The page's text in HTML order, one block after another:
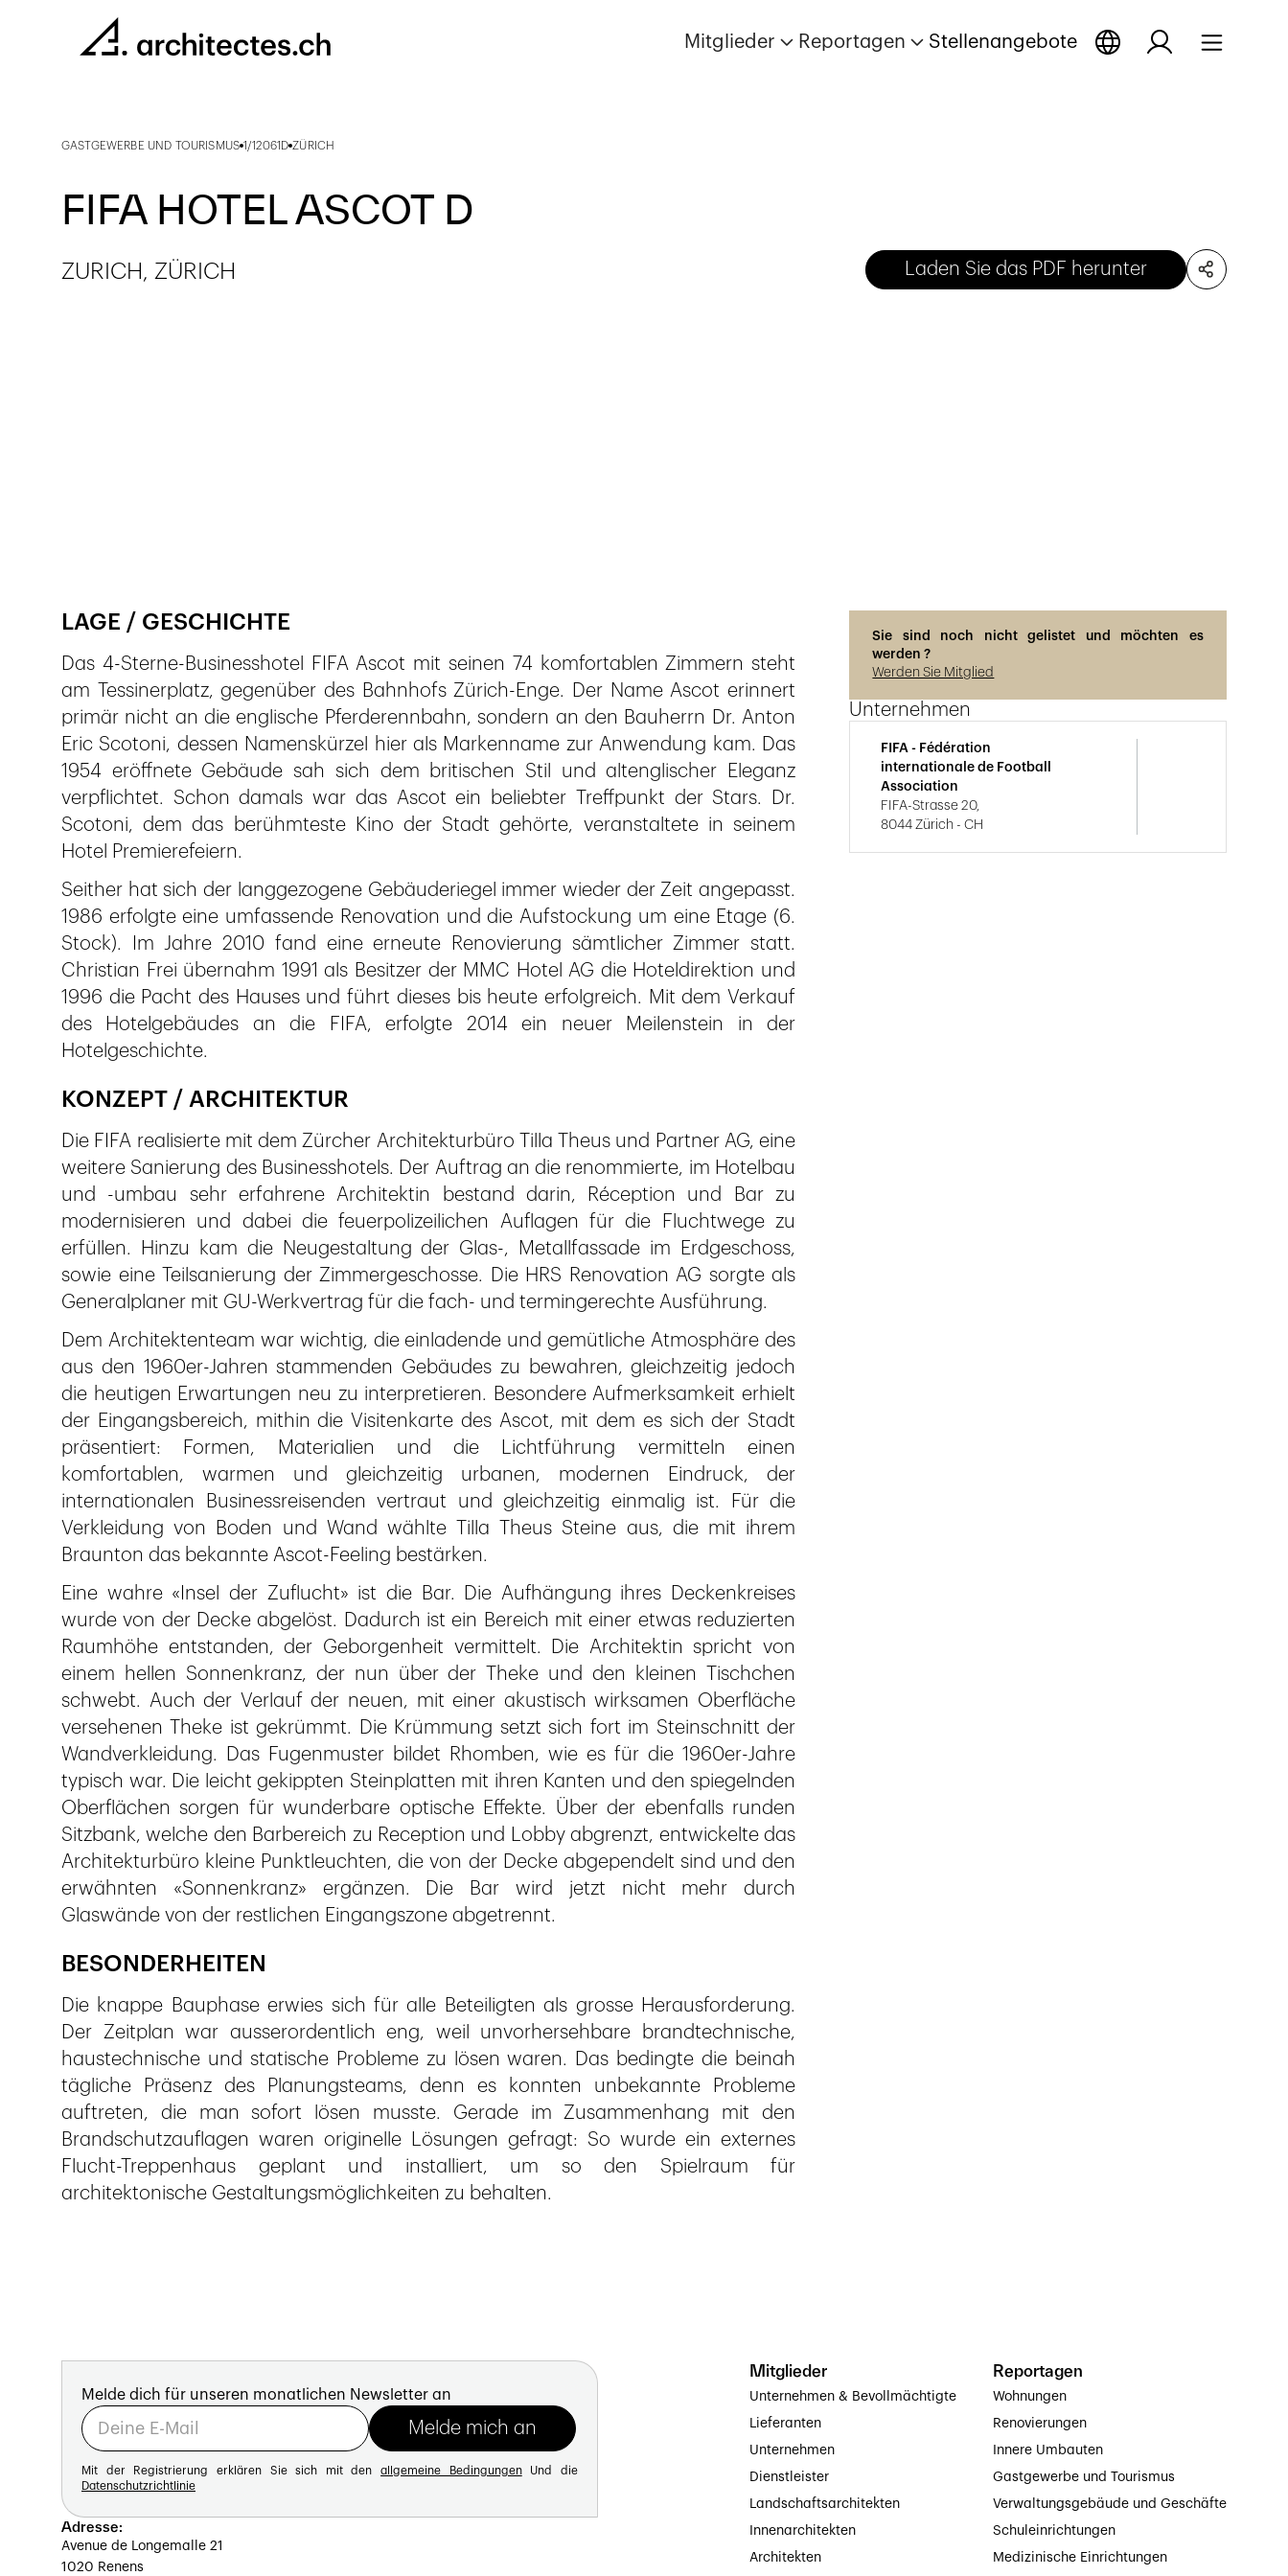
Mitglieder Reportagen Stellenangebote
GASTGEWERBE UND TOURISMUS 1/12061D ZÜRICH
FIFA HOTEL ASCOT D
ZURICH, ZÜRICH Laden Sie das PDF herunter
LAGE / GESCHICHTE
Das 4-Sterne-Businesshotel FIFA Ascot mit seinen 74 komfortablen Zimmern steht
am Tessinerplatz, gegenüber des Bahnhofs Zürich-Enge. Der Name Ascot erinnert
primär nicht an die englische Pferderennbahn, sondern an den Bauherrn Dr. Anton
Eric Scotoni, dessen Namenskürzel hier als Markenname zur Anwendung kam. Das
1954 eröffnete Gebäude sah sich dem britischen Stil und altenglischer Eleganz
verpflichtet. Schon damals war das Ascot ein beliebter Treffpunkt der Stars. Dr.
Scotoni, dem das berühmteste Kino der Stadt gehörte, veranstaltete in seinem
Hotel Premierefeiern.
Seither hat sich der langgezogene Gebäuderiegel immer wieder der Zeit angepasst.
1986 erfolgte eine umfassende Renovation und die Aufstockung um eine Etage (6.
Stock). Im Jahre 2010 fand eine erneute Renovierung sämtlicher Zimmer statt.
Christian Frei übernahm 1991 als Besitzer der MMC Hotel AG die Hoteldirektion und
1996 die Pacht des Hauses und führt dieses bis heute erfolgreich. Mit dem Verkauf
des Hotelgebäudes an die FIFA, erfolgte 2014 ein neuer Meilenstein in der
Hotelgeschichte.
KONZEPT / ARCHITEKTUR
Die FIFA realisierte mit dem Zürcher Architekturbüro Tilla Theus und Partner AG, eine
weitere Sanierung des Businesshotels. Der Auftrag an die renommierte, im Hotelbau
und -umbau sehr erfahrene Architektin bestand darin, Réception und Bar zu
modernisieren und dabei die feuerpolizeilichen Auflagen für die Fluchtwege zu
erfüllen. Hinzu kam die Neugestaltung der Glas-, Metallfassade im Erdgeschoss,
sowie eine Teilsanierung der Zimmergeschosse. Die HRS Renovation AG sorgte als
Generalplaner mit GU-Werkvertrag für die fach- und termingerechte Ausführung.
Dem Architektenteam war wichtig, die einladende und gemütliche Atmosphäre des
aus den 1960er-Jahren stammenden Gebäudes zu bewahren, gleichzeitig jedoch
die heutigen Erwartungen neu zu interpretieren. Besondere Aufmerksamkeit erhielt
der Eingangsbereich, mithin die Visitenkarte des Ascot, mit dem es sich der Stadt
präsentiert: Formen, Materialien und die Lichtführung vermitteln einen
komfortablen, warmen und gleichzeitig urbanen, modernen Eindruck, der
internationalen Businessreisenden vertraut und gleichzeitig einmalig ist. Für die
Verkleidung von Boden und Wand wählte Tilla Theus Steine aus, die mit ihrem
Braunton das bekannte Ascot-Feeling bestärken.
Eine wahre «Insel der Zuflucht» ist die Bar. Die Aufhängung ihres Deckenkreises
wurde von der Decke abgelöst. Dadurch ist ein Bereich mit einer etwas reduzierten
Raumhöhe entstanden, der Geborgenheit vermittelt. Die Architektin spricht von
einem hellen Sonnenkranz, der nun über der Theke und den kleinen Tischchen
schwebt. Auch der Verlauf der neuen, mit einer akustisch wirksamen Oberfläche
versehenen Theke ist gekrümmt. Die Krümmung setzt sich fort im Steinschnitt der
Wandverkleidung. Das Fugenmuster bildet Rhomben, wie es für die 1960er-Jahre
typisch war. Die leicht gekippten Steinplatten mit ihren Kanten und den spiegelnden
Oberflächen sorgen für wunderbare optische Effekte. Über der ebenfalls runden
Sitzbank, welche den Barbereich zu Reception und Lobby abgrenzt, entwickelte das
Architekturbüro kleine Punktleuchten, die von der Decke abgependelt sind und den
erwähnten «Sonnenkranz» ergänzen. Die Bar wird jetzt nicht mehr durch
Glaswände von der restlichen Eingangszone abgetrennt.
BESONDERHEITEN
Die knappe Bauphase erwies sich für alle Beteiligten als grosse Herausforderung.
Der Zeitplan war ausserordentlich eng, weil unvorhersehbare brandtechnische,
haustechnische und statische Probleme zu lösen waren. Das bedingte die beinah
tägliche Präsenz des Planungsteams, denn es konnten unbekannte Probleme
auftreten, die man sofort lösen musste. Gerade im Zusammenhang mit den
Brandschutzauflagen waren originelle Lösungen gefragt: So wurde ein externes
Flucht-Treppenhaus geplant und installiert, um so den Spielraum für
architektonische Gestaltungsmöglichkeiten zu behalten.
Sie sind noch nicht gelistet und möchten es
werden ?
Werden Sie Mitglied
Unternehmen
FIFA - Fédération
internationale de Football
Association
FIFA-Strasse 20,
8044 Zürich - CH
Melde dich für unseren monatlichen Newsletter an
Mit der Registrierung erklären Sie sich mit denallgemeine BedingungenUnd die
Datenschutzrichtlinie
Adresse:
Avenue de Longemalle 21
1020 Renens
Mitglieder
Unternehmen & Bevollmächtigte
Lieferanten
Unternehmen
Dienstleister
Landschaftsarchitekten
Innenarchitekten
Architekten
Reportagen
Wohnungen
Renovierungen
Innere Umbauten
Gastgewerbe und Tourismus
Verwaltungsgebäude und Geschäfte
Schuleinrichtungen
Medizinische Einrichtungen